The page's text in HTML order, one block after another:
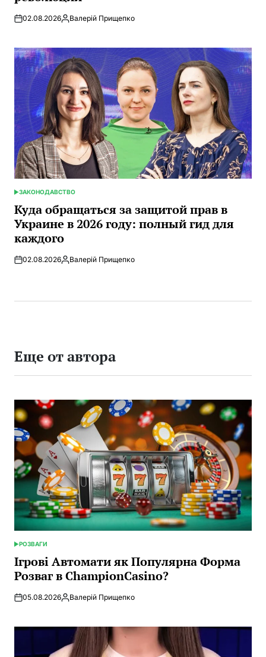
02.08.2026Запись
Валерій Прищепко
ОПУБЛИКОВАНО
В
ЗАКОНОДАВСТВО
Куда обращаться за защитой прав в
Украине в 2026 году: полный гид для
каждого
02.08.2026Запись
Валерій Прищепко
Еще от автора
ОПУБЛИКОВАНО
В
РОЗВАГИ
Ігрові Автомати як Популярна Форма
Розваг в ChampionCasino?
05.08.2026Запись
Валерій Прищепко